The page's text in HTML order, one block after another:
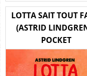
LOTTA SAIT TOUT
(ASTRID
POCKET